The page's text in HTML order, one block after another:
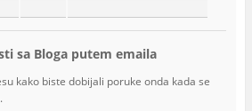
sa Bloga putem emaila
kako biste dobijali poruke onda kada se